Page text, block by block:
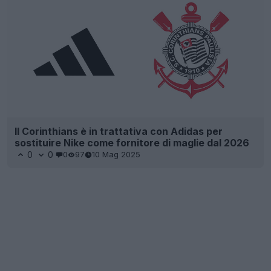
Il Corinthians è in trattativa con Adidas per
sostituire Nike come fornitore di maglie dal 2026
0 0 0 97 10 Mag 2025